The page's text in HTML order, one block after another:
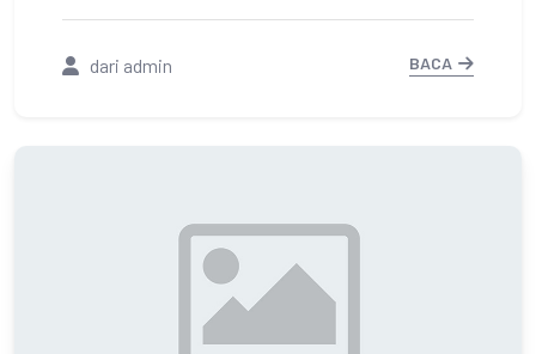
Pengadaan Pegawai Pemerintah
dengan Perjanjian Kerja Jabatan
Fungsional Tenaga Teknis di
dari admin BACA